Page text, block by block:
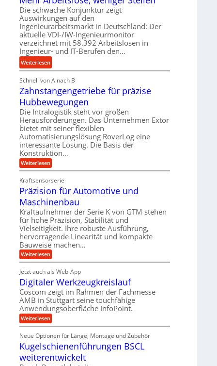
r
a
u
l
i
k
i
V
e
r
g
l
e
i
c
h
a
n
g
l
e
b
g
e
u
g
e
l
g
e
w
i
n
d
e
r
i
e
b
e
f
ü
r
r
a
u
e
U
m
g
e
b
n
e
s
s
t
e
i
g
e
r
t
U
m
s
a
t
z
u
n
d
A
u
f
t
r
a
g
s
i
n
g
a
n
g
Die schwache Konjunktur zeigt
Auswirkungen auf den
Ingenieurarbeitsmarkt in Deutschland: Der
aktuelle VDI-/IW-Ingenieurmonitor
verzeichnet mit 58.392 Arbeitslosen in
Ingenieur- und IT-Berufen den…
Weiterlesen:
M
e
h
A
r
b
e
i
t
s
l
o
s
e
w
e
n
i
g
e
r
S
t
e
l
l
e
n
Schnell von A nach B
Zahnstangengetriebe für präzise
Hubbewegungen
Die Intralogistik steht vor großen
Herausforderungen. Das Unternehmen Extor
bietet mit seiner flexiblen
Automatisierungslösung RoverLog eine
interessante Lösung. Die Basis der
Konstruktion…
Weiterlesen:
Z
h
n
s
t
a
n
g
e
n
g
e
t
r
i
b
e
f
ü
r
p
r
z
i
e
Kraftsensorserie
Präzision für Automotive und
Maschinenbau
Kraftaufnehmer der Serie K von GTM stehen
für hohe Präzision, Stabilität und
Vielseitigkeit. Ihre robuste Ausführung,
hervorragende Linearität und kompakte
Bauweise machen…
Weiterlesen:
P
ä
z
i
s
i
o
n
f
ü
r
A
u
t
o
Jetzt auch als Web-App
Digitaler Werkzeugkreislauf
Coscom zeigt im Rahmen der Fachmesse
AMB in Stuttgart seine touchfähige
Anwendungsoberfläche InfoPoint.
Weiterlesen:
D
g
i
t
a
Neue Optionen für Länge, Montage und Zubehör
Kugelschienenführungen BSCL
weiterentwickelt